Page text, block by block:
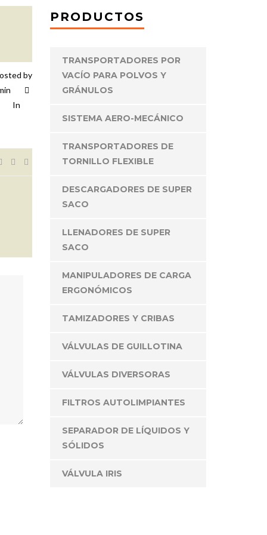
by
In
PRODUCTOS
TRANSPORTADORES POR
VACÍO PARA POLVOS Y
GRÁNULOS
SISTEMA AERO-MECÁNICO
TRANSPORTADORES DE
TORNILLO FLEXIBLE
DESCARGADORES DE SUPER
SACO
LLENADORES DE SUPER
SACO
MANIPULADORES DE CARGA
ERGONÓMICOS
TAMIZADORES Y CRIBAS
VÁLVULAS DE GUILLOTINA
VÁLVULAS DIVERSORAS
FILTROS AUTOLIMPIANTES
SEPARADOR DE LÍQUIDOS Y
SÓLIDOS
VÁLVULA IRIS
deseas atención personalizada, no dudes en
y con gusto te atenderemos.
Av. Hércules 550. Bodega 44
Ind. Poligono Empresarial
Rosa Jauregui, Qro. México.